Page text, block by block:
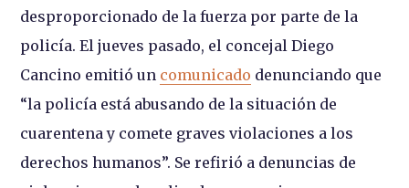
desproporcionado de la fuerza por parte de la
policía. El jueves pasado, el concejal Diego
Cancino emitió un comunicado denunciando que
“la policía está abusando de la situación de
cuarentena y comete graves violaciones a los
derechos humanos”. Se refirió a denuncias de